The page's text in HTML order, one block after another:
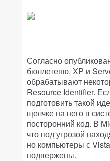
Согласно
бюллетеню, XP и
обрабатывают
Resource Identifier.
подготовить такой
щелчке на него в
посторонний код. В
что под угрозой
но компьютеры с
подвержены.